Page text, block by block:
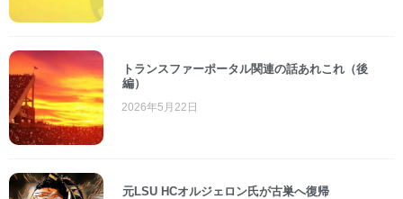
トランスファーポータル関連の話あれこれ（後
編）
2026年5月22日
元LSU HCオルジェロン氏が古巣へ復帰